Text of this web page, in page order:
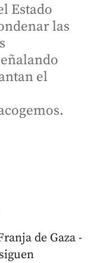
Estado
las
el
de Gaza -